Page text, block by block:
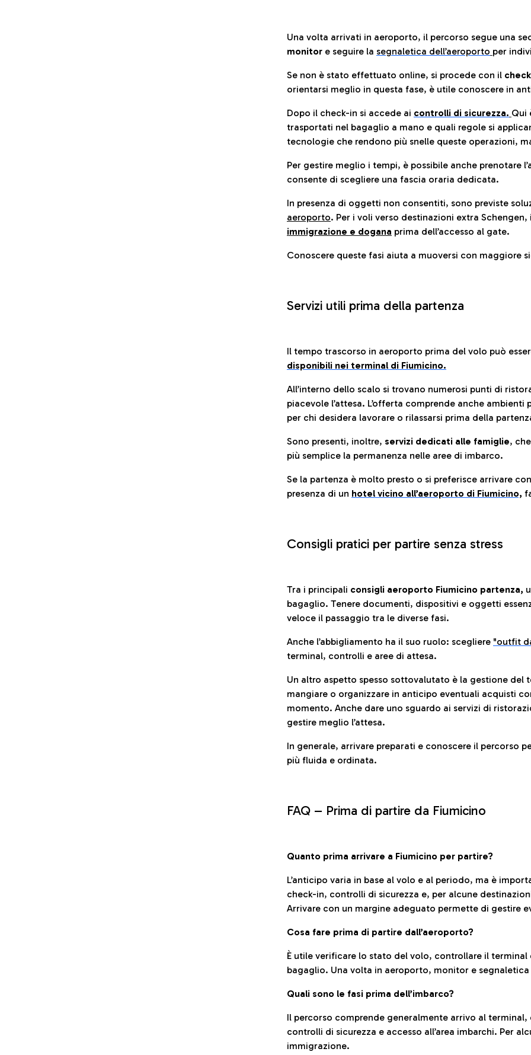
Una volta arrivati in aeroporto, il percorso segue una
monitor e seguire la segnaletica dell’aeroporto per
Se non è stato effettuato online, si procede con il
orientarsi meglio in questa fase, è utile conoscere in
Dopo il check-in si accede ai controlli di sicurezza. Qui
trasportati nel bagaglio a mano e quali regole si
tecnologie che rendono più snelle queste operazioni,
Per gestire meglio i tempi, è possibile anche prenotare
consente di scegliere una fascia oraria dedicata.
In presenza di oggetti non consentiti, sono previste
aeroporto. Per i voli verso destinazioni extra
immigrazione e dogana prima dell’accesso al gate.
Conoscere queste fasi aiuta a muoversi con maggiore
Servizi utili prima della partenza
Il tempo trascorso in aeroporto prima del volo può
disponibili nei terminal di Fiumicino.
All’interno dello scalo si trovano numerosi punti di
piacevole l’attesa. L’offerta comprende anche ambienti
per chi desidera lavorare o rilassarsi prima della
Sono presenti, inoltre, servizi dedicati alle famiglie,
più semplice la permanenza nelle aree di imbarco.
Se la partenza è molto presto o si preferisce arrivare
presenza di un hotel vicino all’aeroporto di Fiumicino,
Consigli pratici per partire senza stress
Tra i principali consigli aeroporto Fiumicino partenza,
bagaglio. Tenere documenti, dispositivi e oggetti
veloce il passaggio tra le diverse fasi.
Anche l’abbigliamento ha il suo ruolo: scegliere "outfit
terminal, controlli e aree di attesa.
Un altro aspetto spesso sottovalutato è la gestione del
mangiare o organizzare in anticipo eventuali acquisti
momento. Anche dare uno sguardo ai servizi di
gestire meglio l’attesa.
In generale, arrivare preparati e conoscere il percorso
più fluida e ordinata.
FAQ – Prima di partire da Fiumicino
Quanto prima arrivare a Fiumicino per partire?
L’anticipo varia in base al volo e al periodo, ma è
check-in, controlli di sicurezza e, per alcune
Arrivare con un margine adeguato permette di gestire
Cosa fare prima di partire dall’aeroporto?
È utile verificare lo stato del volo, controllare il
bagaglio. Una volta in aeroporto, monitor e
Quali sono le fasi prima dell’imbarco?
Il percorso comprende generalmente arrivo al
controlli di sicurezza e accesso all’area imbarchi. Per
immigrazione.